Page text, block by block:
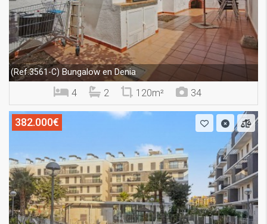
(Ref.3561-C) Bungalow en Denia
4 2 120m² 34
382.000€